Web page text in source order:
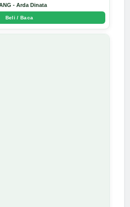
- Arda Dinata
Beli / Baca